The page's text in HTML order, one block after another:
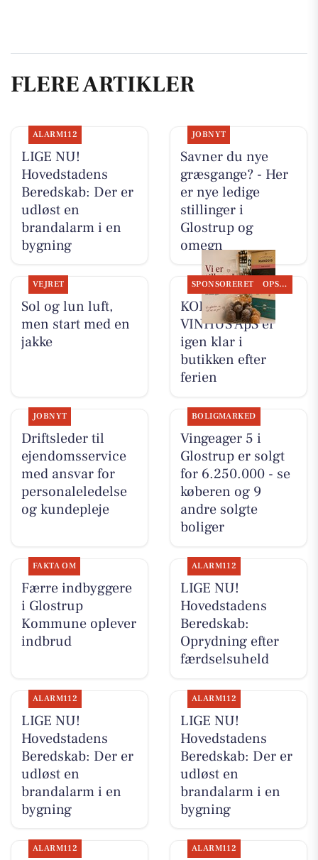
FLERE ARTIKLER
ALARM112
LIGE NU!
Hovedstadens
Beredskab: Der er
udløst en
brandalarm i en
bygning
JOBNYT
Savner du nye
græsgange? - Her
er nye ledige
stillinger i
Glostrup og
omegn
VEJRET
Sol og lun luft,
men start med en
jakke
SPONSORERET OPSLAGSTAVLEN
KOKKENS
VINHUS ApS er
igen klar i
butikken efter
ferien
JOBNYT
Driftsleder til
ejendomsservice
med ansvar for
personaleledelse
og kundepleje
BOLIGMARKED
Vingeager 5 i
Glostrup er solgt
for 6.250.000 - se
køberen og 9
andre solgte
boliger
FAKTA OM
Færre indbyggere
i Glostrup
Kommune oplever
indbrud
ALARM112
LIGE NU!
Hovedstadens
Beredskab:
Oprydning efter
færdselsuheld
ALARM112
LIGE NU!
Hovedstadens
Beredskab: Der er
udløst en
brandalarm i en
bygning
ALARM112
LIGE NU!
Hovedstadens
Beredskab: Der er
udløst en
brandalarm i en
bygning
ALARM112 ALARM112